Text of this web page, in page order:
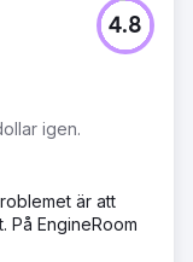
igen.
4.8
är att
EngineRoom